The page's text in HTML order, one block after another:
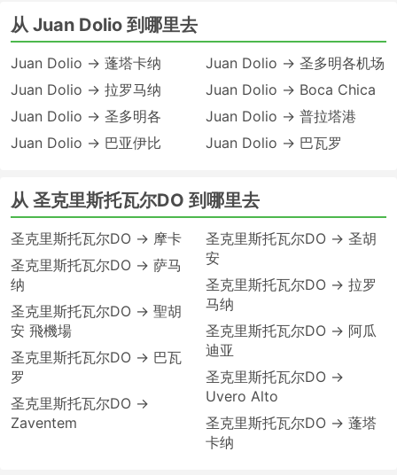
从 Juan Dolio 到哪里去
Juan Dolio → 蓬塔卡纳
Juan Dolio → 拉罗马纳
Juan Dolio → 圣多明各
Juan Dolio → 巴亚伊比
Juan Dolio → 圣多明各机场
Juan Dolio → Boca Chica
Juan Dolio → 普拉塔港
Juan Dolio → 巴瓦罗
从 圣克里斯托瓦尔DO 到哪里去
圣克里斯托瓦尔DO → 摩卡
圣克里斯托瓦尔DO → 萨马
纳
圣克里斯托瓦尔DO → 聖胡
安 飛機場
圣克里斯托瓦尔DO → 巴瓦
罗
圣克里斯托瓦尔DO →
Zaventem
圣克里斯托瓦尔DO → 圣胡
安
圣克里斯托瓦尔DO → 拉罗
马纳
圣克里斯托瓦尔DO → 阿瓜
迪亚
圣克里斯托瓦尔DO →
Uvero Alto
圣克里斯托瓦尔DO → 蓬塔
卡纳